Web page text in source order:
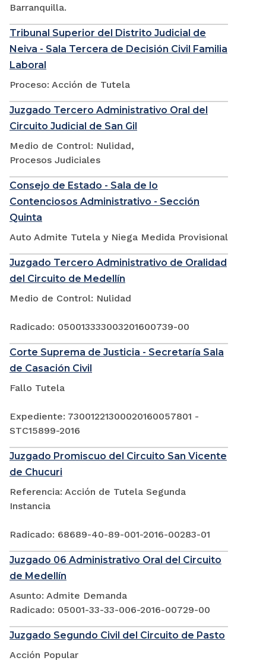
Barranquilla.
Tribunal Superior del Distrito Judicial de
Neiva - Sala Tercera de Decisión Civil Familia
Laboral
Proceso: Acción de Tutela
Juzgado Tercero Administrativo Oral del
Circuito Judicial de San Gil
Medio de Control: Nulidad,
Procesos Judiciales
Consejo de Estado - Sala de lo
Contenciosos Administrativo - Sección
Quinta
Auto Admite Tutela y Niega Medida Provisional
Juzgado Tercero Administrativo de Oralidad
del Circuito de Medellín
Medio de Control: Nulidad
Radicado: 050013333003201600739-00
Corte Suprema de Justicia - Secretaría Sala
de Casación Civil
Fallo Tutela
Expediente: 73001221300020160057801 -
STC15899-2016
Juzgado Promiscuo del Circuito San Vicente
de Chucuri
Referencia: Acción de Tutela Segunda
Instancia
Radicado: 68689-40-89-001-2016-00283-01
Juzgado 06 Administrativo Oral del Circuito
de Medellín
Asunto: Admite Demanda
Radicado: 05001-33-33-006-2016-00729-00
Juzgado Segundo Civil del Circuito de Pasto
Acción Popular